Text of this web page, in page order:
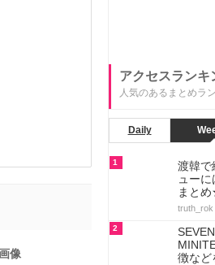
像
アクセスランキ
人気のあるまとめラ
Daily
1
渡韓で
ュー
まと
truth_rok
2
徴など